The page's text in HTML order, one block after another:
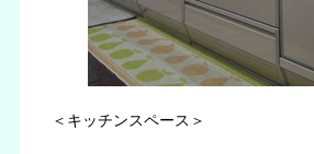
＜キッチンスペース＞